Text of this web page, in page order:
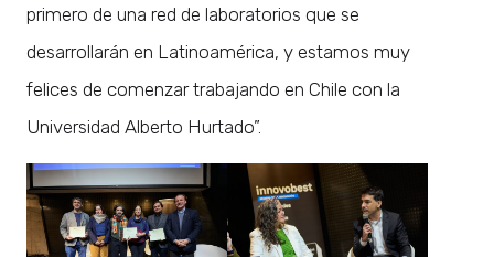
primero de una red de laboratorios que se
desarrollarán en Latinoamérica, y estamos muy
felices de comenzar trabajando en Chile con la
Universidad Alberto Hurtado”.